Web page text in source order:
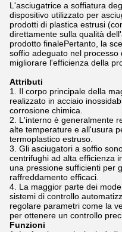
L'asciugatrice a soffiatura
dispositivo utilizzato per
prodotti di plastica estrusi
direttamente sulla qualità
prodotto finalePertanto, la
soffio adeguato nel
migliorare l'efficienza della
Attributi
Il corpo principale della
realizzato in acciaio
corrosione chimica.
L'interno è generalmente
alte temperature e all'usura
termoplastico estruso.
Gli asciugatori a soffio
centrifughi ad alta efficienza
una pressione sufficienti per
raffreddamento efficaci.
La maggior parte dei
sistemi di controllo
regolare parametri come la
per ottenere un controllo
Funzioni